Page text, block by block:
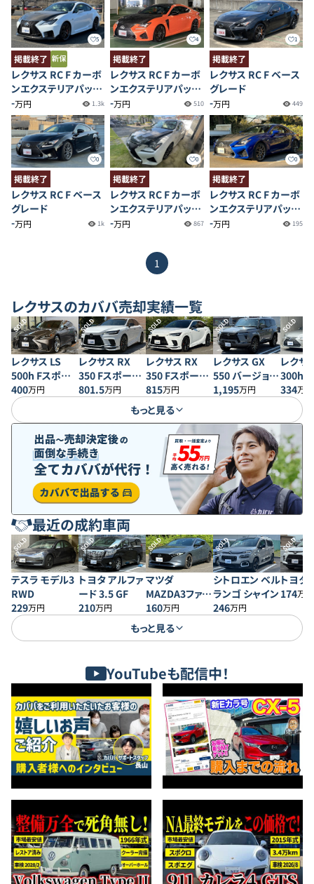
5
掲載終了
レクサス RC F カーボ
ンエクステリアパッケ
ージ
-万円 1.3k
4
掲載終了
レクサス RC F カーボ
ンエクステリアパッケ
ージ
-万円 510
1
掲載終了
レクサス RC F ベース
グレード
-万円 449
0
掲載終了
レクサス RC F ベース
グレード
-万円 1k
0
掲載終了
レクサス RC F カーボ
ンエクステリアパッケ
ージ
-万円 867
0
掲載終了
レクサス RC F カーボ
ンエクステリアパッケ
ージ
-万円 195
1
レクサスのカババ売却実績一覧
SOLD
レクサス LS
500h Fスポー
ツ AWD
400万円
SOLD
レクサス RX
350 Fスポーツ
4WD
801.5万円
SOLD
レクサス RX
350 Fスポーツ
4WD
815万円
SOLD
レクサス GX
550 バージョン
L
1,195万円
SOLD
レクサ
300h
ンL
334万円
もっと見る
最近の成約車両
SOLD
テスラ モデル3
RWD
229万円
SOLD
トヨタ アルファ
ード 3.5 GF
210万円
SOLD
マツダ
MAZDA3ファス
トバック 20S プ
ロアクティブ
160万円
SOLD
シトロエン ベル
ランゴ シャイン
246万円
SOLD
トヨタ
174万円
もっと見る
YouTubeも配信中！